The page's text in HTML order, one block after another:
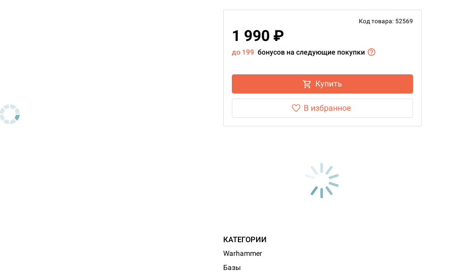
Код товара: 52569
1 990 ₽
до 199 бонусов на следующие покупки
Купить
В избранное
КАТЕГОРИИ
Warhammer
Базы